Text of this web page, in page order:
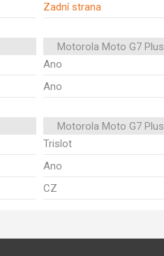
Zadní strana
Motorola Moto G7 Plus
Ano
Ano
Motorola Moto G7 Plus
Trislot
Ano
CZ